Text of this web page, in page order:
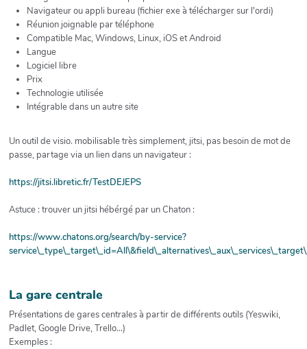
Navigateur ou appli bureau (fichier exe à télécharger sur l'ordi)
Réunion joignable par téléphone
Compatible Mac, Windows, Linux, iOS et Android
Langue
Logiciel libre
Prix
Technologie utilisée
Intégrable dans un autre site
Un outil de visio. mobilisable très simplement, jitsi, pas besoin de mot de
passe, partage via un lien dans un navigateur :
https://jitsi.libretic.fr/TestDEJEPS
Astuce : trouver un jitsi hébérgé par un Chaton :
https://www.chatons.org/search/by-service?
La gare centrale
Présentations de gares centrales à partir de différents outils (Yeswiki,
Padlet, Google Drive, Trello...)
Exemples :